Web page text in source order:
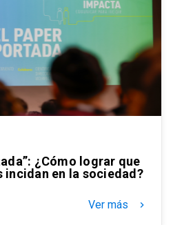
¿Cómo lograr que
incidan en la sociedad?
Ver más keyboard_arrow_right